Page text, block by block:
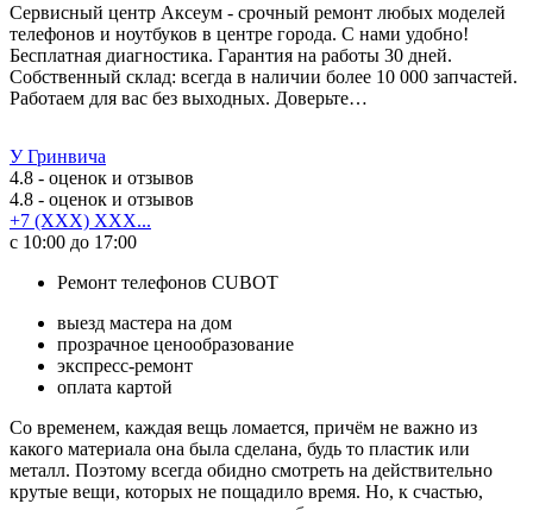
Сервисный центр Аксеум - срочный ремонт любых моделей
телефонов и ноутбуков в центре города. С нами удобно!
Бесплатная диагностика. Гарантия на работы 30 дней.
Собственный склад: всегда в наличии более 10 000 запчастей.
Работаем для вас без выходных. Доверьте…
У Гринвича
4.8 - оценок и отзывов
4.8 - оценок и отзывов
+7 (XXX) XXX...
с 10:00 до 17:00
Ремонт телефонов CUBOT
выезд мастера на дом
прозрачное ценообразование
экспресс-ремонт
оплата картой
Со временем, каждая вещь ломается, причём не важно из
какого материала она была сделана, будь то пластик или
металл. Поэтому всегда обидно смотреть на действительно
крутые вещи, которых не пощадило время. Но, к счастью,